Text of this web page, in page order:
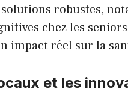
solutions robustes,
chez les
impact réel sur la
et les